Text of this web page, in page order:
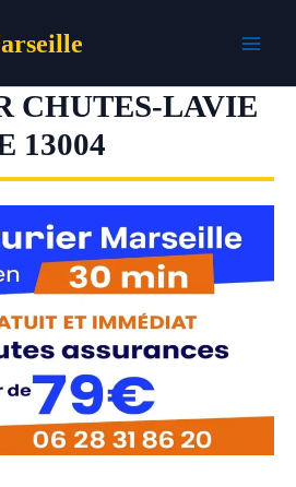
CHUTES-LAVIE
13004